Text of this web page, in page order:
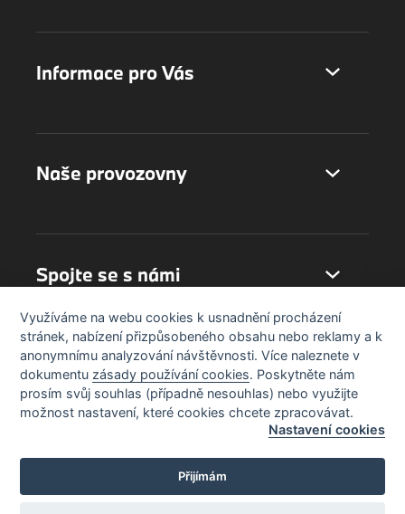
Informace pro Vás
Naše provozovny
Spojte se s námi
Využíváme na webu cookies k usnadnění procházení
stránek, nabízení přizpůsobeného obsahu nebo reklamy a k
anonymnímu analyzování návštěvnosti. Více naleznete v
dokumentu zásady používání cookies. Poskytněte nám
prosím svůj souhlas (případně nesouhlas) nebo využijte
možnost nastavení, které cookies chcete zpracovávat.
Nastavení cookies
Přijímám